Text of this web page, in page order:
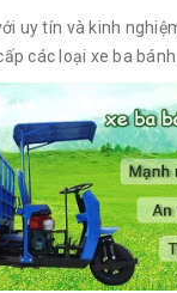
uy tín và kinh
các loại xe ba